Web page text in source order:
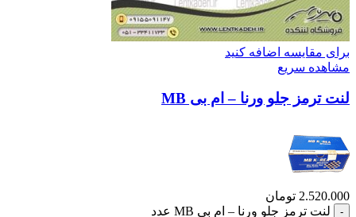
برای مقایسه اضافه کنید
مشاهده سریع
لنت ترمز جلو ورنا – ام بی MB
2.520.000 تومان
لنت ترمز جلو ورنا – ام بی MB عدد